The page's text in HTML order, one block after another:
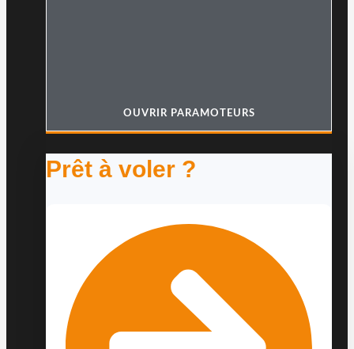
OUVRIR PARAMOTEURS
Prêt à voler ?